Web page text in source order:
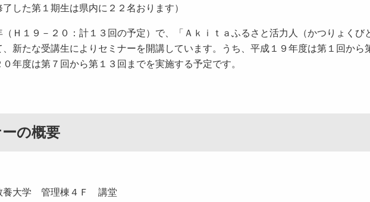
した第１期生は県内に２２名おります）
Ｈ１９－２０：計１３回の予定）で、「Ａｋｉｔａふるさと活力人（かつりょくび
、新たな受講生によりセミナーを開講しています。うち、平成１９年度は第１回から
年度は第７回から第１３回までを実施する予定です。
の概要
養大学 管理棟４Ｆ 講堂